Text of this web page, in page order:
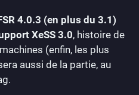
4.0.3 (en plus du 3.1)
XeSS 3.0, histoire de
(enfin, les plus
aussi de la partie, au